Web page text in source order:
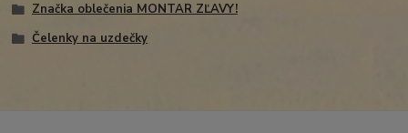
Značka oblečenia MONTAR ZĽAVY!
Čelenky na uzdečky